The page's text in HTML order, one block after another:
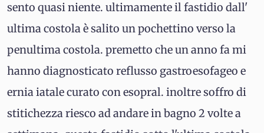
sento quasi niente. ultimamente il fastidio dall'
ultima costola è salito un pochettino verso la
penultima costola. premetto che un anno fa mi
hanno diagnosticato reflusso gastroesofageo e
ernia iatale curato con esopral. inoltre soffro di
stitichezza riesco ad andare in bagno 2 volte a